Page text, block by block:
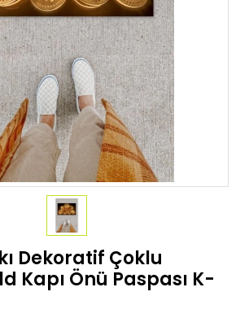
Dekoratif Çoklu
Kapı Önü Paspası K-